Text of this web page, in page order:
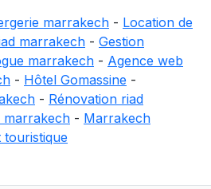
marrakech - Location de
marrakech - Gestion
marrakech - Agence web
- Hôtel Gomassine -
- Rénovation riad
marrakech - Marrakech